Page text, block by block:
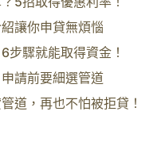
讓你申貸無煩惱
步驟就能取得資金！
請前要細選管道
道，再也不怕被拒貸！